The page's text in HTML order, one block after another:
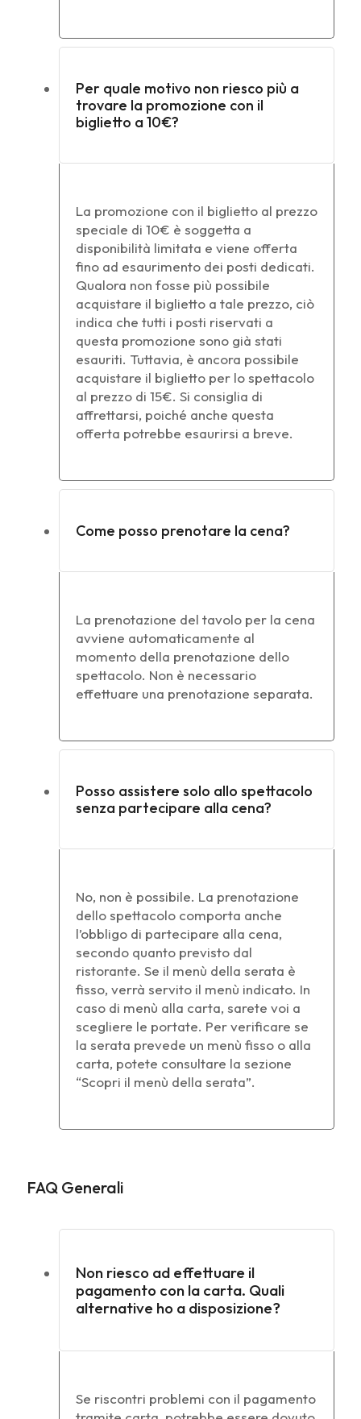
Per quale motivo non riesco più a
trovare la promozione con il
biglietto a 10€?
La promozione con il biglietto al prezzo
speciale di 10€ è soggetta a
disponibilità limitata e viene offerta
fino ad esaurimento dei posti dedicati.
Qualora non fosse più possibile
acquistare il biglietto a tale prezzo, ciò
indica che tutti i posti riservati a
questa promozione sono già stati
esauriti. Tuttavia, è ancora possibile
acquistare il biglietto per lo spettacolo
al prezzo di 15€. Si consiglia di
affrettarsi, poiché anche questa
offerta potrebbe esaurirsi a breve.
Come posso prenotare la cena?
La prenotazione del tavolo per la cena
avviene automaticamente al
momento della prenotazione dello
spettacolo. Non è necessario
effettuare una prenotazione separata.
Posso assistere solo allo spettacolo
senza partecipare alla cena?
No, non è possibile. La prenotazione
dello spettacolo comporta anche
l’obbligo di partecipare alla cena,
secondo quanto previsto dal
ristorante. Se il menù della serata è
fisso, verrà servito il menù indicato. In
caso di menù alla carta, sarete voi a
scegliere le portate. Per verificare se
la serata prevede un menù fisso o alla
carta, potete consultare la sezione
“Scopri il menù della serata”.
FAQ Generali
Non riesco ad effettuare il
pagamento con la carta. Quali
alternative ho a disposizione?
Se riscontri problemi con il pagamento